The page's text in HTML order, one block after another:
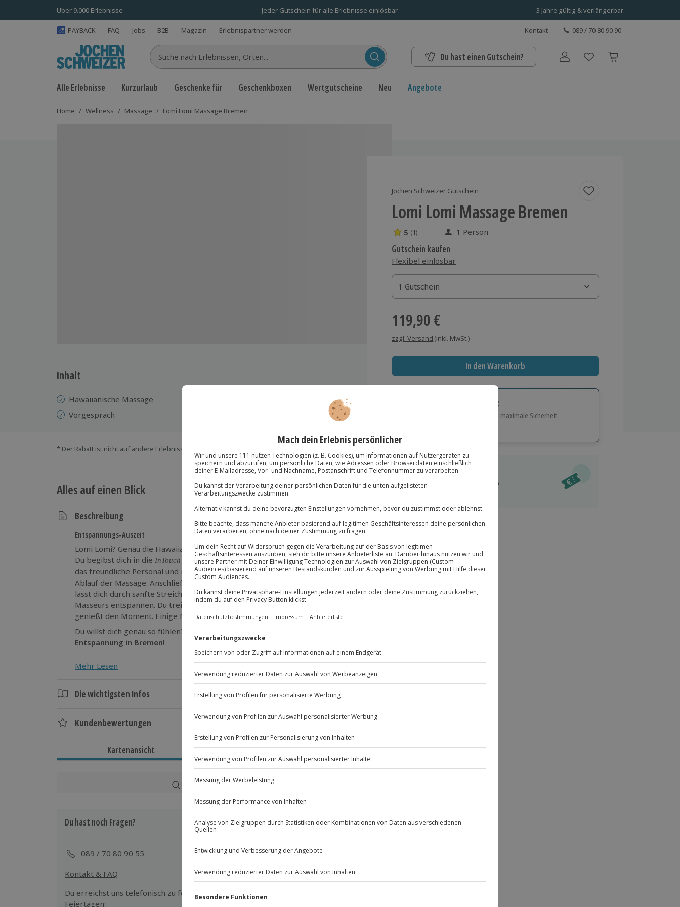
Über 9.000 Erlebnisse Jeder Gutschein für alle Erlebnisse einlösbar 3 Jahre gültig & verlängerbar
PAYBACK FAQ Jobs B2B Magazin Erlebnispartner werden Kontakt 089 / 70 80 90 90
Suche nach Erlebnissen... Du hast einen Gutschein? Benutzerkonto
Alle Erlebnisse Kurzurlaub Geschenke für Geschenkboxen Wertgutscheine Neu Angebote
Home / Wellness / Massage / Lomi Lomi Massage Bremen
Jochen Schweizer Gutschein
Lomi Lomi Massage Bremen
5 Sterne von 5 aus 1 Bewertungen
5 (1) 1 Person
Gutschein kaufen
Flexibel einlösbar
1 Gutschein
1 Gutschein
1 Gutschein
119,90 €
zzgl. Versand (inkl. MwSt.)
In den Warenkorb
Immer das richtige Geschenk:
Große Auswahl, volle Flexibilität und maximale Sicherheit
Über 9.000 Erlebnisse.
Volle Flexibilität
Jeder Gutschein für alle Erlebnisse einlösbar.
Maximale Sicherheit
-15%* Club Deal verfügbar
Direktabzug im Warenkorb
Du erhältst 59°P
Inhalt
Hawaiianische Massage
Vorgespräch
* Der Rabatt ist nicht auf andere Erlebnisse bei der Einlösung übertragbar.
Alles auf einen Blick
Beschreibung
Entspannungs-Auszeit
Lomi Lomi? Genau die Hawaiianische Massagetechnik wartet nur auf dich!
Du begibst dich in die InTouch Massageoasein Bremen. Dort empfängt dich
das freundliche Personal und ihr besprecht den auf dich personalisierten
Ablauf der Massage. Anschließend legst du dich auf die bequeme Liege und
lässt dich durch sanfte Streichungen undwellenförmige Bewegungendes
Masseurs entspannen. Du treibst in einen angenehmen Zustand und
genießt den Moment. Einige Minuten ruhst du noch nach und bist gelassen.
Du willst dich genau so fühlen? Dann gönn dir dieses
Entspannung in Bremen!
Mehr Lesen
Die wichtigsten Infos
Ca. 1 Stunde 30 Minuten (reine Behandlungsdauer: ca. 1 Stunde 15
Ganzjährig zu bestimmten Terminen verfügbar
Eigenständiges Bewegen auf die Massageliege
Wird gestellt: Öl, Wasser, Laken, Heiße Waschlappen
Kundenbewertungen
Kartenansicht Listenansicht
© OpenStreetMaps
Karte in Großansicht
Du hast noch Fragen?
089 / 70 80 90 55
Kontakt & FAQ
Jochen SchweizerGmbH
Mühldorfstraße 8
81671 München
Du erreichst uns telefonisch zu folgenden Zeiten, außer an bundesweiten
Feiertagen: